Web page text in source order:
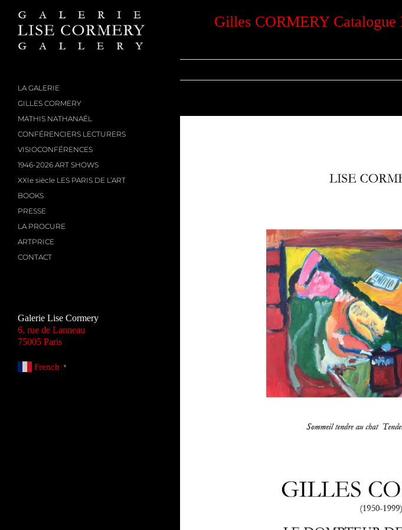
contenu
LA GALERIE
GILLES CORMERY
MATHIS NATHANAËL
CONFÉRENCIERS LECTURERS
VISIOCONFÉRENCES
1946-2026 ART SHOWS
XXIe siècle LES PARIS DE L’ART
BOOKS
PRESSE
LA PROCURE
ARTPRICE
CONTACT
Galerie Lise Cormery
6, rue de Lanneau
75005 Paris
French ▼
Gilles CORMERY